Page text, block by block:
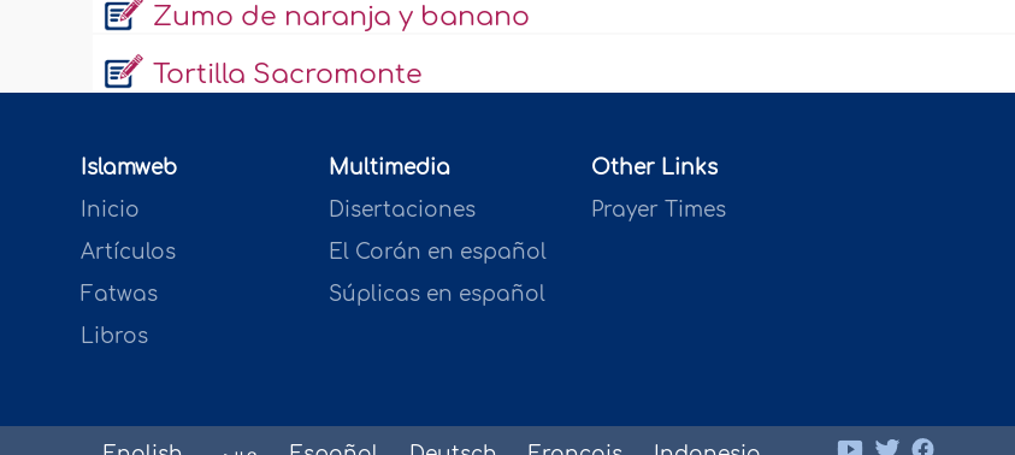
Zumo de naranja y banano
Tortilla Sacromonte
Islamweb
Inicio
Artículos
Fatwas
Libros
Multimedia
Disertaciones
El Corán en español
Súplicas en español
Other Links
Prayer Times